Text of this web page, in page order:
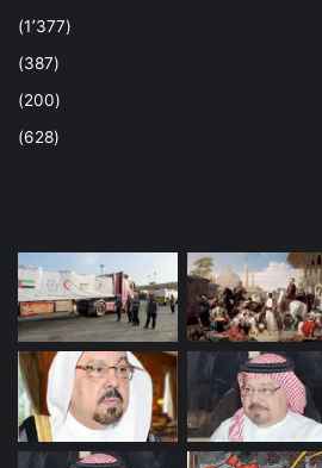
(1٬377)
(387)
(200)
(628)